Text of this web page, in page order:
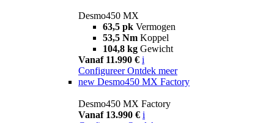
Desmo450 MX
63,5 pk Vermogen
53,5 Nm Koppel
104,8 kg Gewicht
Vanaf 11.990 € i
Configureer Ontdek meer
new Desmo450 MX Factory
Desmo450 MX Factory
Vanaf 13.990 € i